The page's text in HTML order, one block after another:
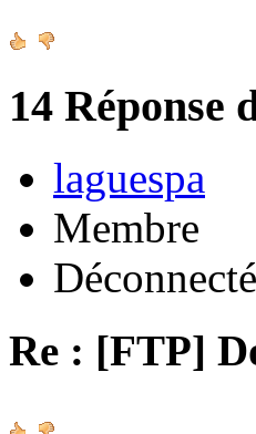
14 Réponse
laguespa
Membre
Déconnecté
Re : [FTP]